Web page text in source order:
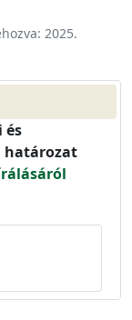
2025.
és
határozat